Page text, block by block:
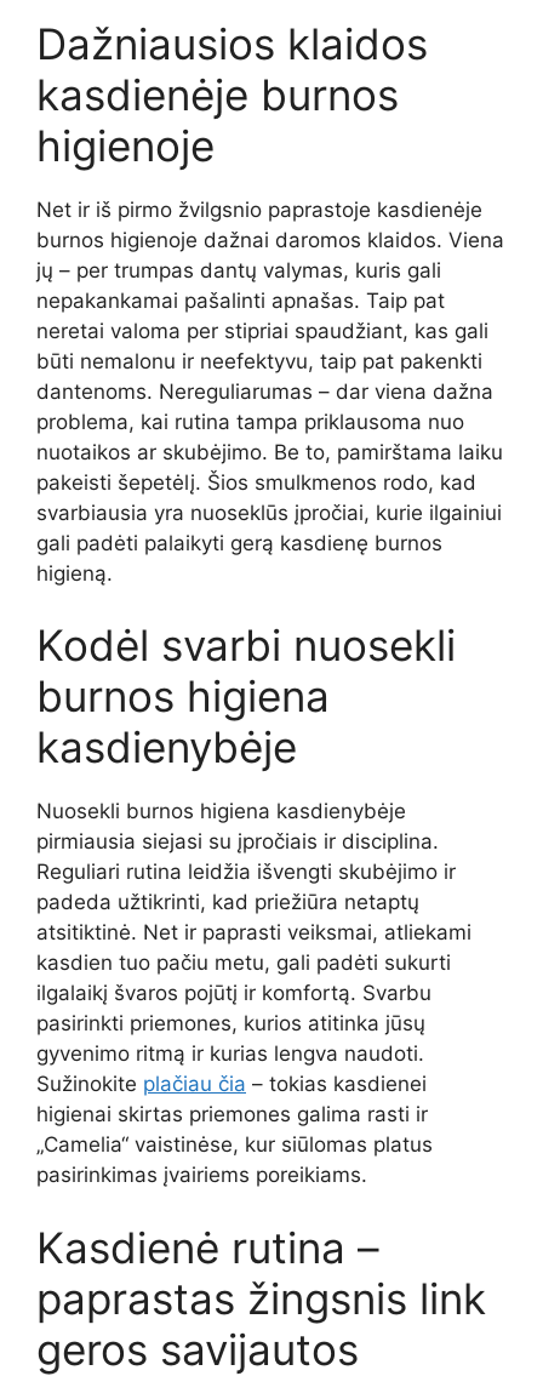
Dažniausios klaidos
kasdienėje burnos
higienoje
Net ir iš pirmo žvilgsnio paprastoje kasdienėje
burnos higienoje dažnai daromos klaidos. Viena
jų – per trumpas dantų valymas, kuris gali
nepakankamai pašalinti apnašas. Taip pat
neretai valoma per stipriai spaudžiant, kas gali
būti nemalonu ir neefektyvu, taip pat pakenkti
dantenoms. Nereguliarumas – dar viena dažna
problema, kai rutina tampa priklausoma nuo
nuotaikos ar skubėjimo. Be to, pamirštama laiku
pakeisti šepetėlį. Šios smulkmenos rodo, kad
svarbiausia yra nuoseklūs įpročiai, kurie ilgainiui
gali padėti palaikyti gerą kasdienę burnos
higieną.
Kodėl svarbi nuosekli
burnos higiena
kasdienybėje
Nuosekli burnos higiena kasdienybėje
pirmiausia siejasi su įpročiais ir disciplina.
Reguliari rutina leidžia išvengti skubėjimo ir
padeda užtikrinti, kad priežiūra netaptų
atsitiktinė. Net ir paprasti veiksmai, atliekami
kasdien tuo pačiu metu, gali padėti sukurti
ilgalaikį švaros pojūtį ir komfortą. Svarbu
pasirinkti priemones, kurios atitinka jūsų
gyvenimo ritmą ir kurias lengva naudoti.
Sužinokite plačiau čia – tokias kasdienei
higienai skirtas priemones galima rasti ir
„Camelia“ vaistinėse, kur siūlomas platus
pasirinkimas įvairiems poreikiams.
Kasdienė rutina –
paprastas žingsnis link
geros savijautos